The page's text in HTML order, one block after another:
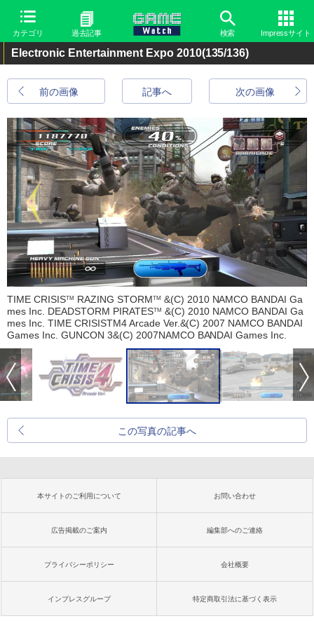
カテゴリ 過去記事 検索 Impressサイト
Electronic Entertainment Expo 2010(135/136)
前の画像 次の画像
記事へ
TIME CRISISTM RAZING STORMTM &(C) 2010 NAMCO BANDAI Ga
mes Inc. DEADSTORM PIRATESTM &(C) 2010 NAMCO BANDAI Ga
mes Inc. TIME CRISISTM4 Arcade Ver.&(C) 2007 NAMCO BANDAI
Games Inc. GUNCON 3&(C) 2007NAMCO BANDAI Games Inc.
この写真の記事へ
本サイトのご利用について お問い合わせ
広告掲載のご案内 編集部へのご連絡
プライバシーポリシー 会社概要
インプレスグループ 特定商取引法に基づく表示